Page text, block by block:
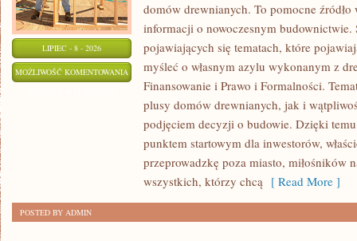
LIPIEC - 8 - 2026
MOŻLIWOŚĆ KOMENTOWANIA PORADNIKI
BUDOWLANE
domów drewnianych. To pomocne
informacji o nowoczesnym budownictwie.
pojawiających się tematach, które
myśleć o własnym azylu wykonanym z
Finansowanie i Prawo i Formalności.
plusy domów drewnianych, jak i
podjęciem decyzji o budowie. Dzięki
punktem startowym dla inwestorów,
przeprowadzkę poza miasto, miłośników
wszystkich, którzy chcą [ Read More ]
POSTED BY ADMIN